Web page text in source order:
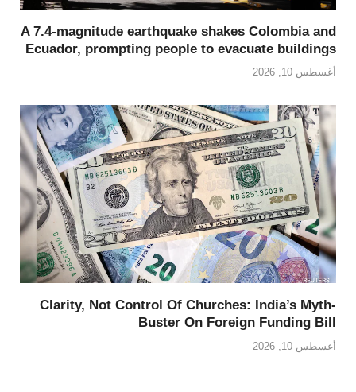
A 7.4-magnitude earthquake shakes Colombia and
Ecuador, prompting people to evacuate buildings
أغسطس 10, 2026
Clarity, Not Control Of Churches: India’s Myth-
Buster On Foreign Funding Bill
أغسطس 10, 2026